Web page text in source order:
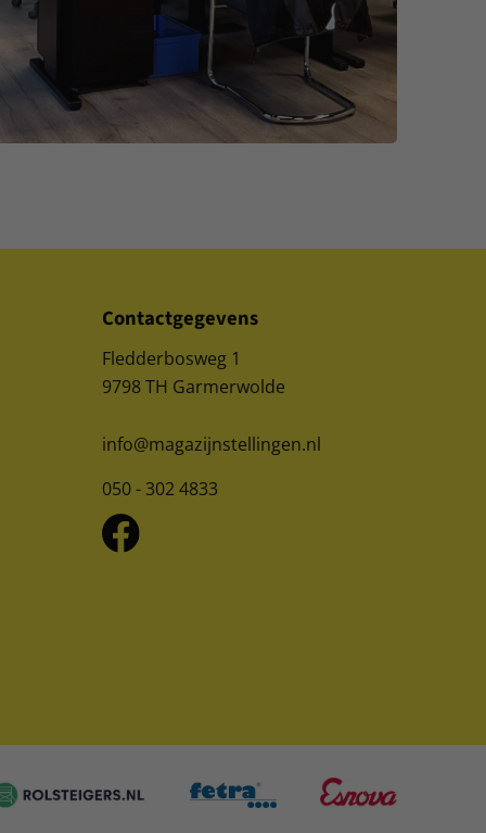
Contactgegevens
Fledderbosweg 1
9798 TH Garmerwolde
info@magazijnstellingen.nl
050 - 302 4833